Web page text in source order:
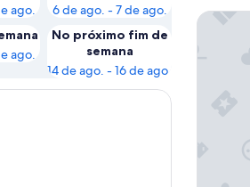
ago.
6 de ago. - 7 de ago.
ago.
No próximo fim de
semana
14 de ago. - 16 de ago.
Holiday